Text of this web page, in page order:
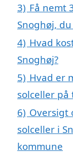
3) Få nemt
Snoghøj,
4) Hvad
Snoghøj?
5) Hvad er
solceller på
6) Oversigt
solceller i
kommune